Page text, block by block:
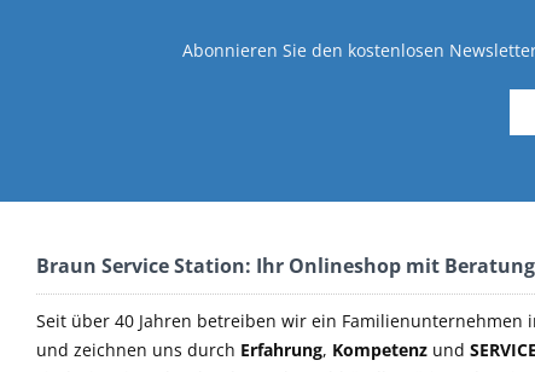
Abonnieren Sie den kostenlosen
Braun Service Station: Ihr Onlineshop mit
Seit über 40 Jahren betreiben wir ein Familienunternehmen
und zeichnen uns durch Erfahrung, Kompetenz und SERVICE